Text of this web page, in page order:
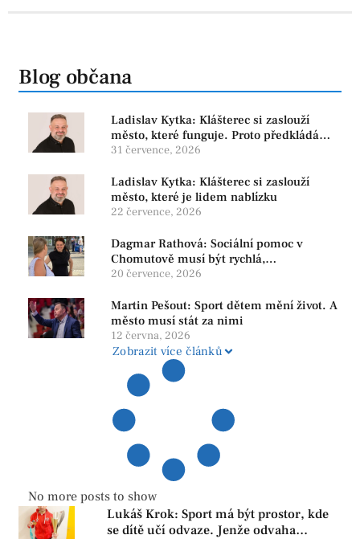
Blog občana
Ladislav Kytka: Klášterec si zaslouží
město, které funguje. Proto předkládáme
program, který řeší skutečné problémy
31 července, 2026
Ladislav Kytka: Klášterec si zaslouží
město, které je lidem nablízku
22 července, 2026
Dagmar Rathová: Sociální pomoc v
Chomutově musí být rychlá,
srozumitelná a férová. Ne udržovat lidi v
20 července, 2026
Martin Pešout: Sport dětem mění život. A
město musí stát za nimi
12 června, 2026
Zobrazit více článků
No more posts to show
Lukáš Krok: Sport má být prostor, kde
se dítě učí odvaze. Jenže odvaha